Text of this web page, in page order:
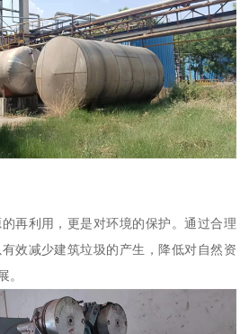
再利用，更是对环境的保护。通过合理
效减少建筑垃圾的产生，降低对自然资
。